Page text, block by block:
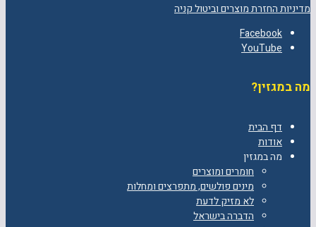
מדיניות החזרת מוצרים וביטול קניה
Facebook
YouTube
מה במגזין?
דף הבית
אודות
מה במגזין
חומרים ומוצרים
מינים פולשים, מתפרצים ומחלות
לא מזיק לדעת
הדברה בישראל